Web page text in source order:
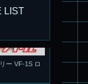
LIST